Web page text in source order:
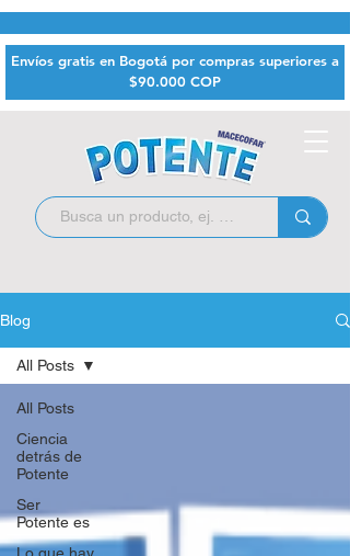
Envíos gratis en Bogotá por compras superiores a
$90.000 COP
Blog
All Posts
Ciencia
detrás de
Potente
Ser
Potente es
All Posts